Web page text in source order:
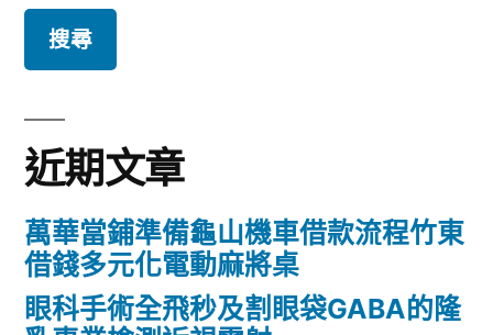
鍵
字:
近期文章
萬華當鋪準備龜山機車借款流程竹東
借錢多元化電動麻將桌
眼科手術全飛秒及割眼袋GABA的隆